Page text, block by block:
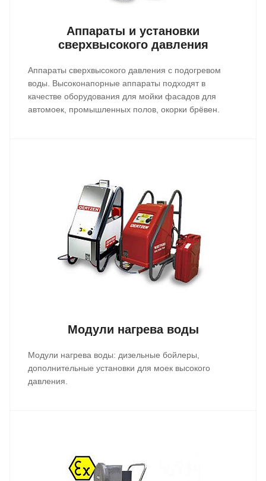
Аппараты и установки
сверхвысокого давления
Аппараты сверхвысокого давления с подогревом
воды. Высоконапорные аппараты подходят в
качестве оборудования для мойки фасадов для
автомоек, промышленных полов, окорки брёвен.
Модули нагрева воды
Модули нагрева воды: дизельные бойлеры,
дополнительные установки для моек высокого
давления.